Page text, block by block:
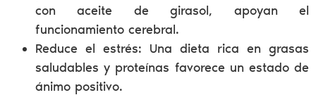
con aceite de girasol, apoyan el
funcionamiento cerebral​​.
Reduce el estrés: Una dieta rica en grasas
saludables y proteínas favorece un estado de
ánimo positivo.